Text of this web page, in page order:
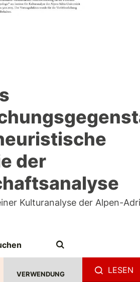
der
Kulturanalyse der Alpen-
VERWENDUNG LESEN